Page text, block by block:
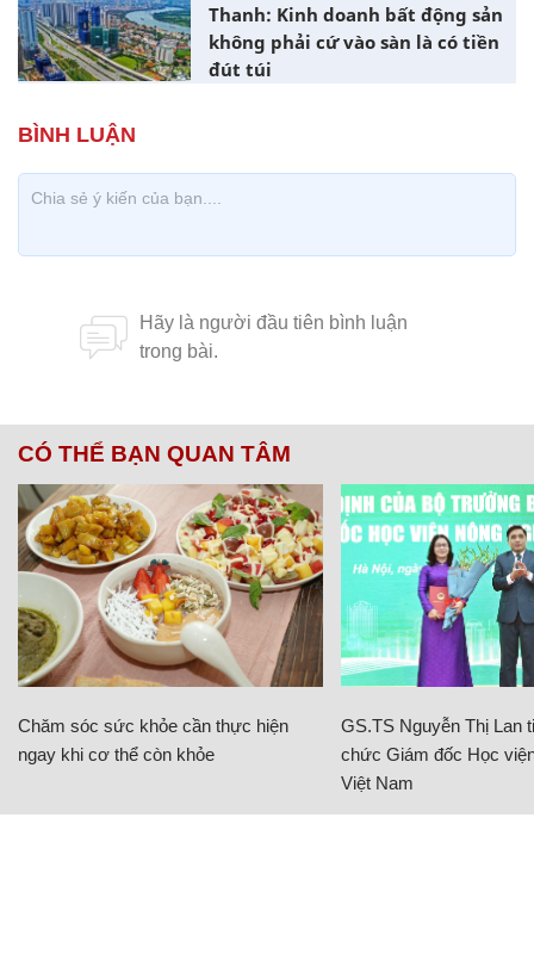
Thanh: Kinh doanh bất động sản
không phải cứ vào sàn là có tiền
đút túi
CÓ THỂ BẠN QUAN TÂM
Chăm sóc sức khỏe cần thực hiện
ngay khi cơ thể còn khỏe
GS.TS Nguyễn Thị Lan
chức Giám đốc Học
Việt Nam